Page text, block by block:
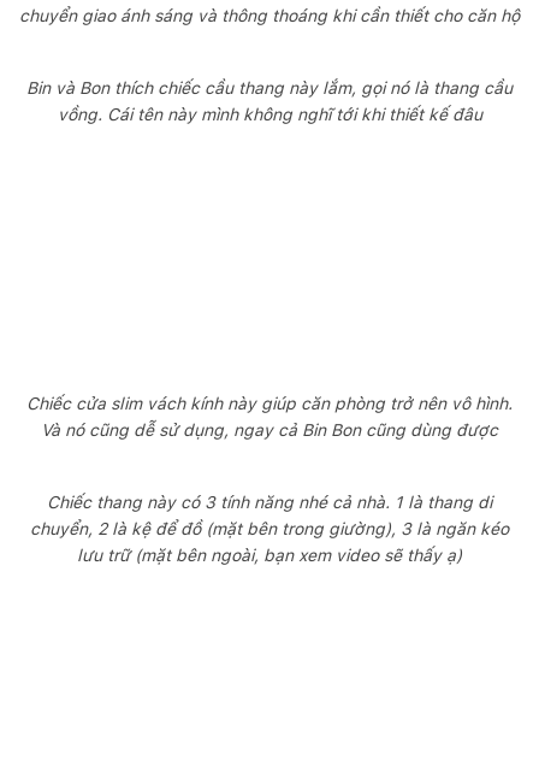
chuyển giao ánh sáng và thông thoáng khi cần thiết cho căn hộ
Bin và Bon thích chiếc cầu thang này lắm, gọi nó là thang cầu
vồng. Cái tên này mình không nghĩ tới khi thiết kế đâu
Chiếc cửa slim vách kính này giúp căn phòng trở nên vô hình.
Và nó cũng dễ sử dụng, ngay cả Bin Bon cũng dùng được
Chiếc thang này có 3 tính năng nhé cả nhà. 1 là thang di
chuyển, 2 là kệ để đồ (mặt bên trong giường), 3 là ngăn kéo
lưu trữ (mặt bên ngoài, bạn xem video sẽ thấy ạ)